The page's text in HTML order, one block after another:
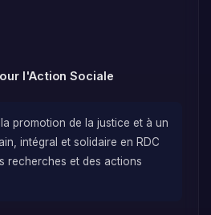
l'Action Sociale
la promotion de la justice et à un
intégral et solidaire en RDC
recherches et des actions